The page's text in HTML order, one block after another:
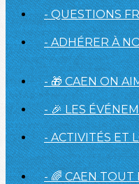
- QUESTIONS
- ADHÉRER À
- 🎁 CAEN ON
- 🎉 LES
- ACTIVITÉS ET
- 🌈 CAEN TOUT